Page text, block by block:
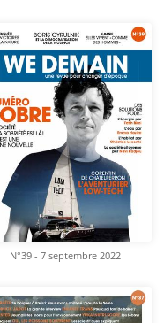
N°39 - 7 septembre 2022